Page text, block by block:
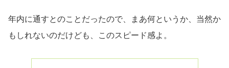
年内に通すとのことだったので、まあ何というか、当然か
もしれないのだけども、このスピード感よ。